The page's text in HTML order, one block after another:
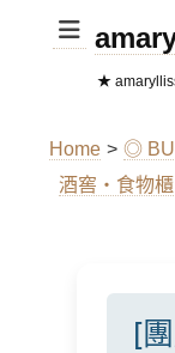
★
Home > ◎
酒窖‧食物櫃
[